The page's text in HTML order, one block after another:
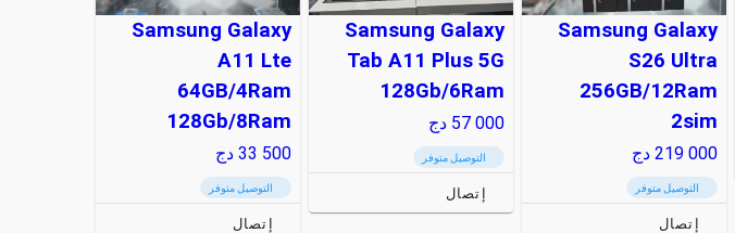
Samsung Galaxy
S26 Ultra
256GB/12Ram
2sim
219 000 دج
التوصيل متوفر
إتصال
Samsung Galaxy
Tab A11 Plus 5G
128Gb/6Ram
57 000 دج
التوصيل متوفر
إتصال
Samsung Galaxy
A11 Lte
64GB/4Ram
128Gb/8Ram
33 500 دج
التوصيل متوفر
إتصال